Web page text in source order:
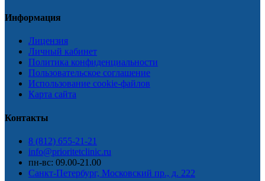
Информация
Лицензия
Личный кабинет
Политика конфиденциальности
Пользовательское соглашение
Использование cookie-файлов
Карта сайта
Контакты
8 (812) 655-21-21
info@prioritetclinic.ru
пн-вс: 09.00-21.00
Санкт-Петербург, Московский пр., д. 222